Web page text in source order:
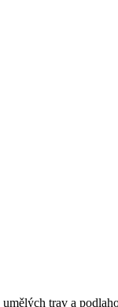
trav a